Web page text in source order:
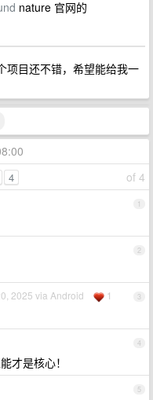
nature 官网的
项目还不错，希望能给我一
of 4
4
1
2
3
2025 via Android 1
4
才是核心！
5